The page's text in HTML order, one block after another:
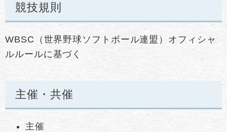
競技規則
WBSC（世界野球ソフトボール連盟）オフィシャ
ルルールに基づく
主催・共催
主催